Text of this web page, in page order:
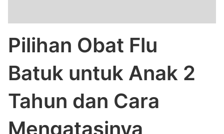
Pilihan Obat Flu
Batuk untuk Anak 2
Tahun dan Cara
Mengatasinya